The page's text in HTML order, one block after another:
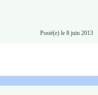
Posté(e) le 8 juin 2013